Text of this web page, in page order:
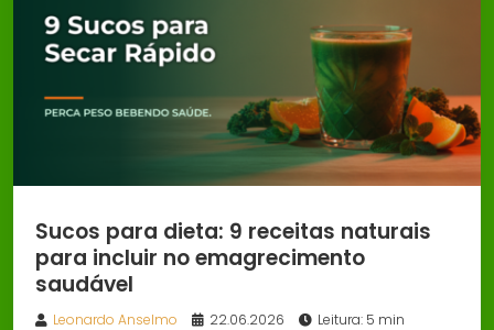
Sucos para dieta: 9 receitas naturais
para incluir no emagrecimento
saudável
Leonardo Anselmo 22.06.2026 Leitura: 5 min